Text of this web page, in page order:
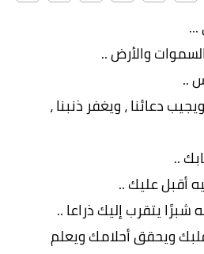
والأرض ..
..
دعائنا ، ويغفر ذنبنا ،
..
أقبل عليك ..
شبرًا يتقرب إليك ذراعا ..
ويحقق أحلامك ويعلم